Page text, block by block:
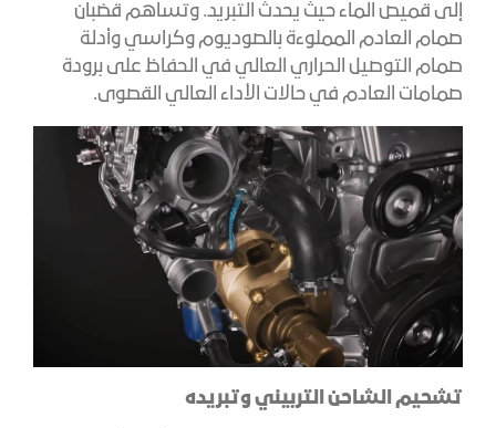
إلى قميص الماء حيث يحدث التبريد. وتساهم قضبان
صمام العادم المملوءة بالصوديوم وكراسي وأدلة
صمام التوصيل الحراري العالي في الحفاظ على برودة
صمامات العادم في حالات الأداء العالي القصوى.
تشحيم الشاحن التربيني وتبريده